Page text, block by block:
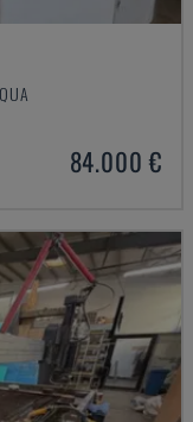
84.000 €